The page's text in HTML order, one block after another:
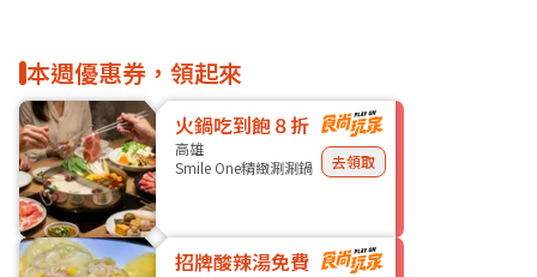
本週優惠券，領起來
火鍋吃到飽８折
高雄
Smile One精緻涮涮鍋
去領取
招牌酸辣湯免費